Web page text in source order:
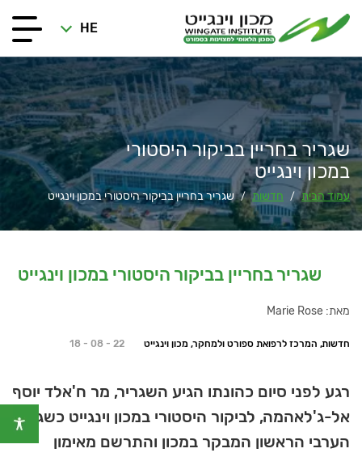
HE
שגריר בחריין בביקור היסטורי
במכון וינגייט
עמוד הבית / חדשות / שגריר בחריין בביקור היסטורי במכון וינגייט
שגריר בחריין בביקור היסטורי במכון וינגייט
מאת: Marie Rose
חדשות, המרכז לרפואת ספורט ולמחקר, מכון וינגייט 18 - 08 - 22
רגע לפני סיום כהונתו הגיע השגריר, מר ח'אלד יוסף
אל-ג'לאהמה, לביקור היסטורי במכון וינגייט כשגריר
הערבי הראשון המבקר במכון והתרשם מאימון